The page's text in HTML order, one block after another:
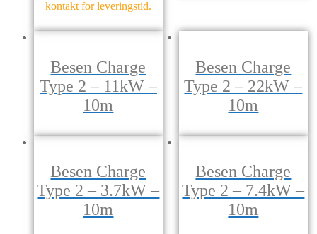
kontakt for leveringstid.
Besen Charge
Type 2 – 11kW –
10m
Besen Charge
Type 2 – 22kW –
10m
Besen Charge
Type 2 – 3.7kW –
10m
Besen Charge
Type 2 – 7.4kW –
10m